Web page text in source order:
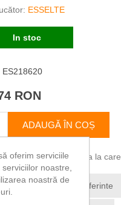
ESSELTE
In stoc
ES218620
RON
ADAUGĂ ÎN COȘ
să selectați adresa la
Adaugă la lista de preferinte
oferim serviciile
noastre,
noastră de